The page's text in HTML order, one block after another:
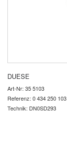
DUESE
Art-Nr: 35 5103
Referenz: 0 434 250 103
Technik: DN0SD293